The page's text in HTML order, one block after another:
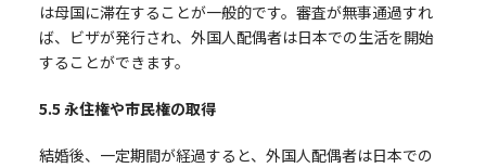
は母国に滞在することが一般的です。審査が無事通過すれ
ば、ビザが発行され、外国人配偶者は日本での生活を開始
することができます。
5.5 永住権や市民権の取得
結婚後、一定期間が経過すると、外国人配偶者は日本での